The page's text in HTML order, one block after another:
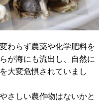
わらず農薬や化学肥料を
が海にも流出し、自然に
大変危惧されていまし
さしい農作物はないかと